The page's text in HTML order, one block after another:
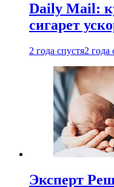
Daily Mail:
сигарет
2 года спустя2 года
Эксперт